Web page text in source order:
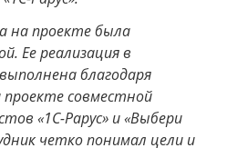
на проекте была
Ее реализация в
благодаря
совместной
«1С-Рарус» и «Выбери
четко понимал цели и